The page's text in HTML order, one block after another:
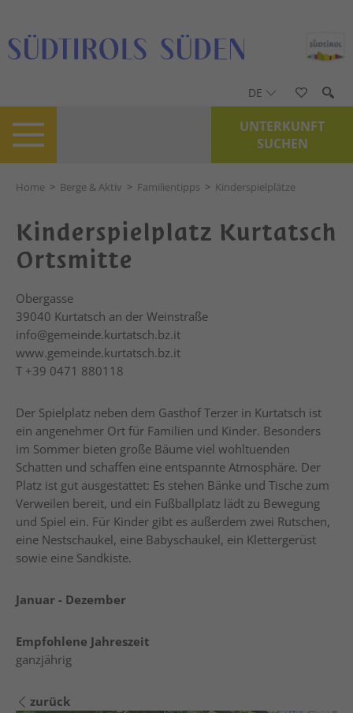
DE
UNTERKUNFT
SUCHEN
Home > Berge & Aktiv > Familientipps > Kinderspielplätze
Kinderspielplatz Kurtatsch
Ortsmitte
Obergasse
39040 Kurtatsch an der Weinstraße
info@gemeinde.kurtatsch.bz.it
www.gemeinde.kurtatsch.bz.it
T +39 0471 880118
Der Spielplatz neben dem Gasthof Terzer in Kurtatsch ist
ein angenehmer Ort für Familien und Kinder. Besonders
im Sommer bieten große Bäume viel wohltuenden
Schatten und schaffen eine entspannte Atmosphäre. Der
Platz ist gut ausgestattet: Es stehen Bänke und Tische zum
Verweilen bereit, und ein Fußballplatz lädt zu Bewegung
und Spiel ein. Für Kinder gibt es außerdem zwei Rutschen,
eine Nestschaukel, eine Babyschaukel, ein Klettergerüst
sowie eine Sandkiste.
Januar - Dezember
Empfohlene Jahreszeit
ganzjährig
zurück